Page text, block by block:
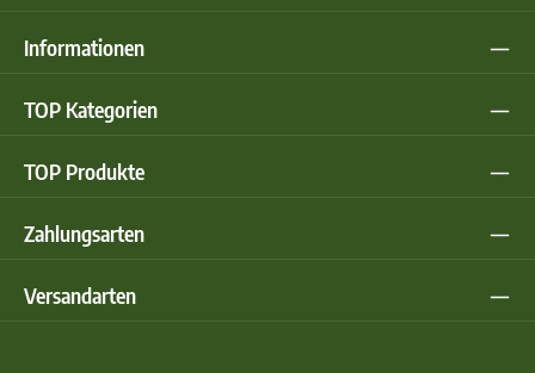
Informationen
TOP Kategorien
TOP Produkte
Zahlungsarten
Versandarten